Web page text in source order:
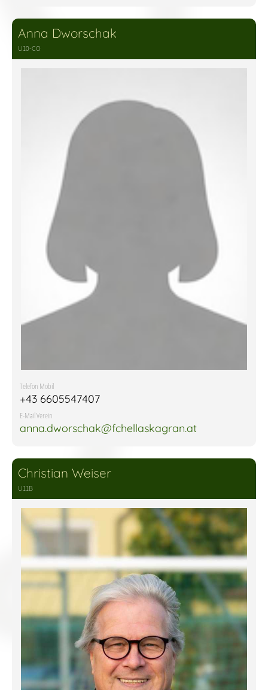
Anna Dworschak
U10-CO
Telefon Mobil
+43 6605547407
E-Mail Verein
anna.dworschak@fchellaskagran.at
Christian Weiser
U11B